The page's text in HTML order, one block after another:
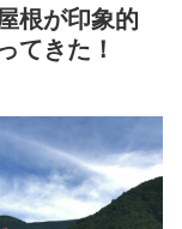
根が印象的
てきた！